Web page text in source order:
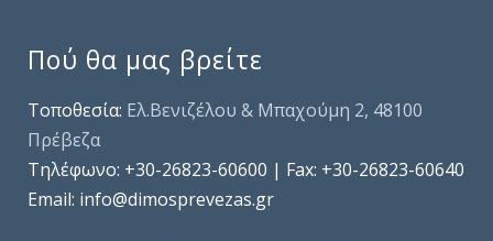
Πού θα μας βρείτε
Τοποθεσία: Ελ.Βενιζέλου & Μπαχούμη 2, 48100
Πρέβεζα
Τηλέφωνo: +30-26823-60600 | Fax: +30-26823-60640
Email: info@dimosprevezas.gr